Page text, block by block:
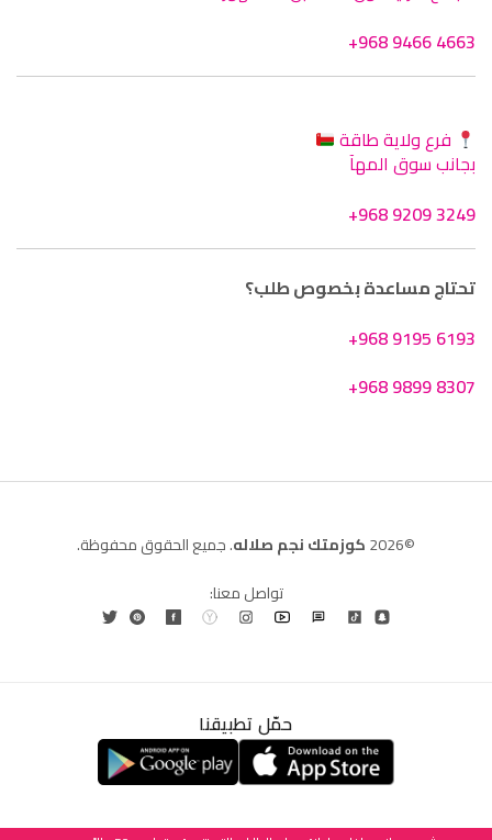
+968 9466 4663
فرع ولاية طاقة
بجانب سوق المهآ
+968 9209 3249
تحتاج مساعدة بخصوص طلب؟
+968 9195 6193
+968 9899 8307
©2026 كوزمتك نجم صلاله. جميع الحقوق محفوظة.
تواصل معنا:
حمّل تطبيقنا